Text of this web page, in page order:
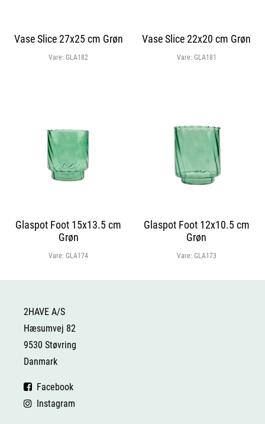
Vase Slice 27x25 cm Grøn
Vare:GLA182
Vase Slice 22x20 cm Grøn
Vare: GLA181
Glaspot Foot 15x13.5 cm
Grøn
Vare:GLA174
Glaspot Foot 12x10.5 cm
Grøn
Vare: GLA173
2HAVE A/S
Hæsumvej 82
9530 Støvring
Danmark
Facebook
Instagram